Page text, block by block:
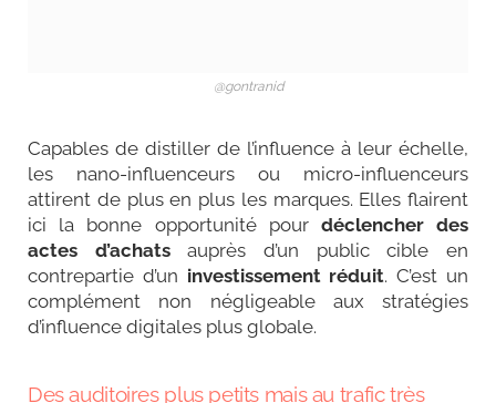
@gontranid
Capables de distiller de l’influence à leur échelle,
les nano-influenceurs ou micro-influenceurs
attirent de plus en plus les marques. Elles flairent
ici la bonne opportunité pour déclencher des
actes d’achatsauprès d’un public cible en
contrepartie d’un investissement réduit. C’est un
complément non négligeable aux stratégies
d’influence digitales plus globale.
Des auditoires plus petits mais au trafic très